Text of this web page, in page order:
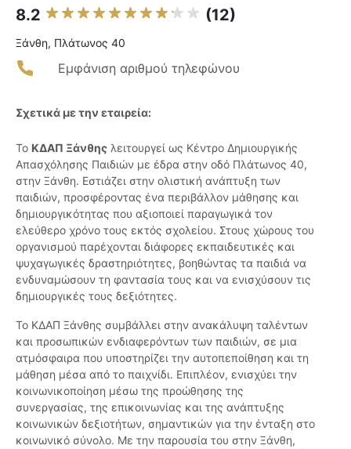
8.2 (12)
Ξάνθη, Πλάτωνος 40
Εμφάνιση αριθμού τηλεφώνου
Σχετικά με την εταιρεία:
Το ΚΔΑΠ Ξάνθης λειτουργεί ως Κέντρο Δημιουργικής
Απασχόλησης Παιδιών με έδρα στην οδό Πλάτωνος 40,
στην Ξάνθη. Εστιάζει στην ολιστική ανάπτυξη των
παιδιών, προσφέροντας ένα περιβάλλον μάθησης και
δημιουργικότητας που αξιοποιεί παραγωγικά τον
ελεύθερο χρόνο τους εκτός σχολείου. Στους χώρους του
οργανισμού παρέχονται διάφορες εκπαιδευτικές και
ψυχαγωγικές δραστηριότητες, βοηθώντας τα παιδιά να
ενδυναμώσουν τη φαντασία τους και να ενισχύσουν τις
δημιουργικές τους δεξιότητες.
Το ΚΔΑΠ Ξάνθης συμβάλλει στην ανακάλυψη ταλέντων
και προσωπικών ενδιαφερόντων των παιδιών, σε μια
ατμόσφαιρα που υποστηρίζει την αυτοπεποίθηση και τη
μάθηση μέσα από το παιχνίδι. Επιπλέον, ενισχύει την
κοινωνικοποίηση μέσω της προώθησης της
συνεργασίας, της επικοινωνίας και της ανάπτυξης
κοινωνικών δεξιοτήτων, σημαντικών για την ένταξη στο
κοινωνικό σύνολο. Με την παρουσία του στην Ξάνθη,